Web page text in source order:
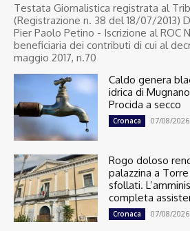
Testata Giornalistica registrata al
(Registrazione n. 38 del 18/07/2013)
Pier Paolo Petino - Iscrizione al ROC
beneficiaria dei contributi di cui al
maggio 2017, n.70
Caldo genera
idrica di
Procida a secco
Cronaca 07/08/2026
Rogo doloso
palazzina a
sfollati.
completa
Cronaca 07/08/2026